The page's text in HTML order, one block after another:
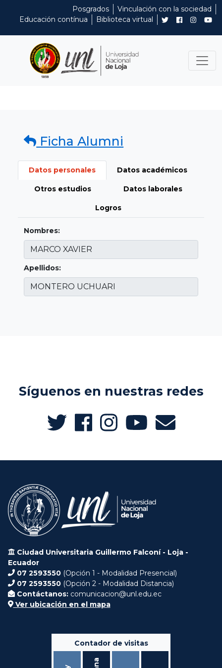
Posgrados
Vinculación con la sociedad
Educación contínua
Biblioteca virtual
Ficha Alumni
Datos personales Datos académicos
Otros estudios Datos laborales
Logros
Nombres:
Apellidos:
Síguenos en nuestras redes
Ciudad Universitaria Guillermo Falconí - Loja -
Ecuador
07 2593550 (Opción 1 - Modalidad Presencial)
07 2593550 (Opción 2 - Modalidad Distancia)
Contáctanos: comunicacion@unl.edu.ec
Ver ubicación en el mapa
Contador de visitas